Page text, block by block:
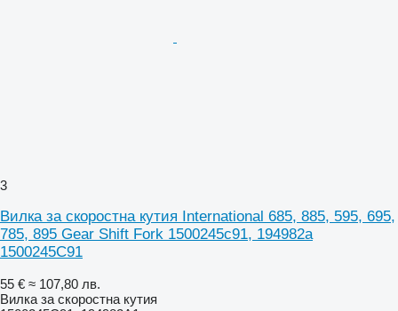
3
Вилка за скоростна кутия International 685, 885, 595, 695,
785, 895 Gear Shift Fork 1500245c91, 194982a
1500245C91
55 € ≈ 107,80 лв.
Вилка за скоростна кутия